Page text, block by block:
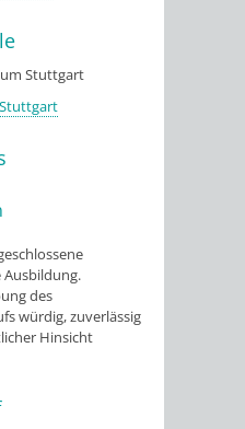
Stuttgart
Ausbildung.
des
würdig, zuverlässig
Hinsicht